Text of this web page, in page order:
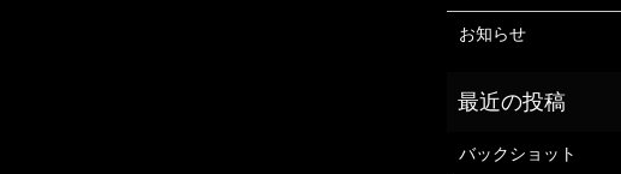
お知らせ
バックショット